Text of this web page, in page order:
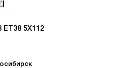
ET38 5X112